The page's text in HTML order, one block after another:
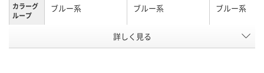
カラーグ
ループ
ブルー系 ブルー系 ブルー系
Ｍサイズ、Ｍ
詳しく見る